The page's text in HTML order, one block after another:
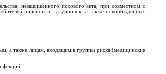
незащищенного полового акта, при совместном с
пирсинга и татуировок, а также новорожденных
а также лицам, входящим в группы риска (медицинские